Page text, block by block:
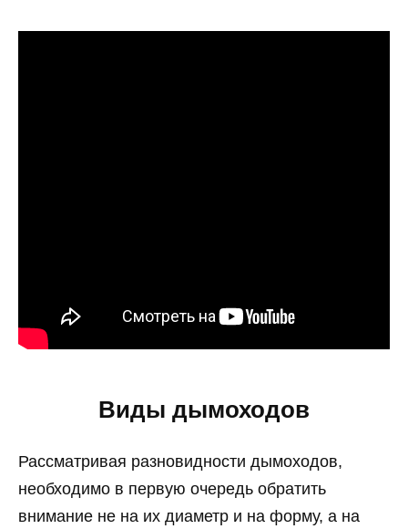
Виды дымоходов
Рассматривая разновидности дымоходов,
необходимо в первую очередь обратить
внимание не на их диаметр и на форму, а на